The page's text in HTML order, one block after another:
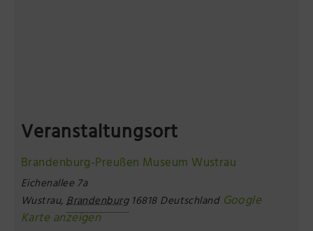
Veranstaltungsort
Brandenburg-Preußen Museum Wustrau
Eichenallee 7a
Wustrau,Brandenburg 16818Deutschland Google
Karte anzeigen